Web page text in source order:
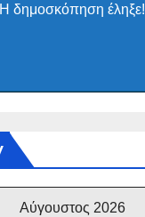
Η δημοσκόπηση έληξε!
Αύγουστος 2026